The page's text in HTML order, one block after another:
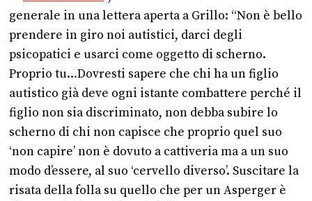
generale in una lettera aperta a Grillo: “Non è bello
prendere in giro noi autistici, darci degli
psicopatici e usarci come oggetto di scherno.
Proprio tu…Dovresti sapere che chi ha un figlio
autistico già deve ogni istante combattere perché il
figlio non sia discriminato, non debba subire lo
scherno di chi non capisce che proprio quel suo
‘non capire’ non è dovuto a cattiveria ma a un suo
modo d’essere, al suo ‘cervello diverso’. Suscitare la
risata della folla su quello che per un Asperger è